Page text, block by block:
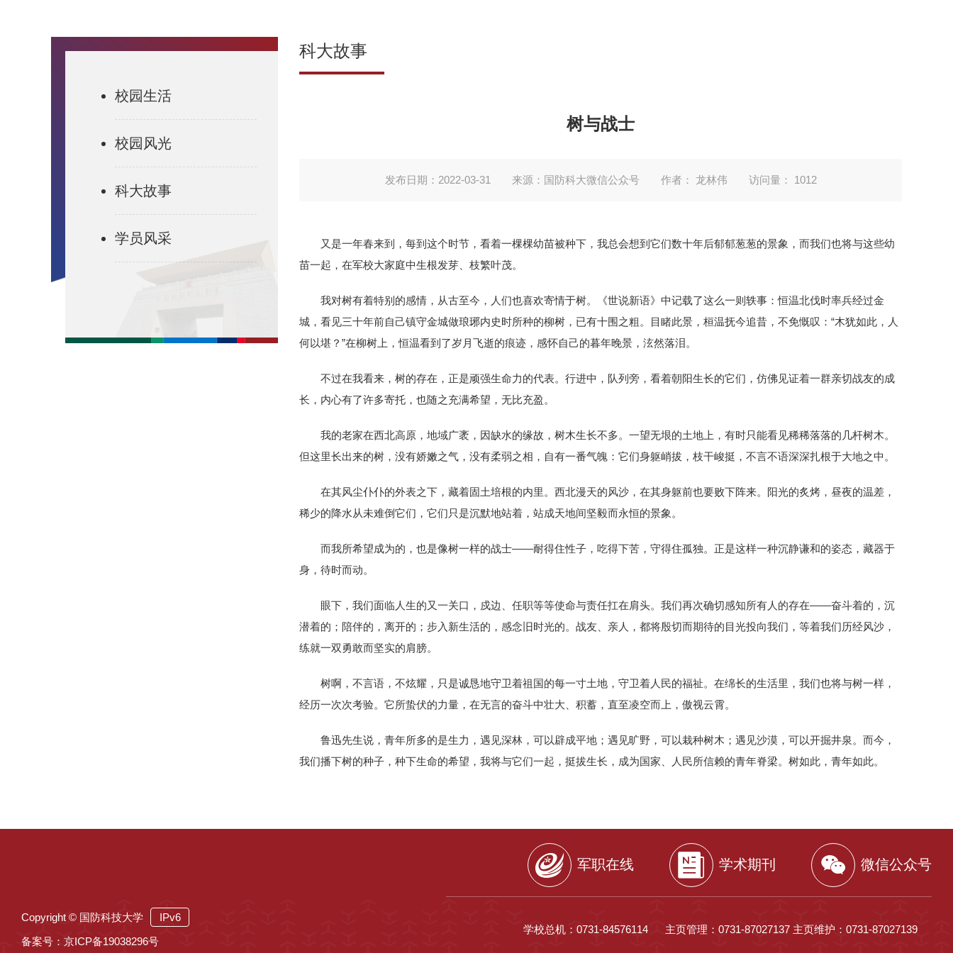
校园生活
校园风光
科大故事
学员风采
科大故事
树与战士
发布日期：2022-03-31 来源：国防科大微信公众号 作者： 龙林伟 访问量： 1012
又是一年春来到，每到这个时节，看着一棵棵幼苗被种下，我总会想到它们数十年后郁郁葱葱的景象，而我们也将与这些幼
苗一起，在军校大家庭中生根发芽、枝繁叶茂。
我对树有着特别的感情，从古至今，人们也喜欢寄情于树。《世说新语》中记载了这么一则轶事：恒温北伐时率兵经过金
城，看见三十年前自己镇守金城做琅琊内史时所种的柳树，已有十围之粗。目睹此景，桓温抚今追昔，不免慨叹：“木犹如此，人
何以堪？”在柳树上，恒温看到了岁月飞逝的痕迹，感怀自己的暮年晚景，泫然落泪。
不过在我看来，树的存在，正是顽强生命力的代表。行进中，队列旁，看着朝阳生长的它们，仿佛见证着一群亲切战友的成
长，内心有了许多寄托，也随之充满希望，无比充盈。
我的老家在西北高原，地域广袤，因缺水的缘故，树木生长不多。一望无垠的土地上，有时只能看见稀稀落落的几杆树木。
但这里长出来的树，没有娇嫩之气，没有柔弱之相，自有一番气魄：它们身躯峭拔，枝干峻挺，不言不语深深扎根于大地之中。
在其风尘仆仆的外表之下，藏着固土培根的内里。西北漫天的风沙，在其身躯前也要败下阵来。阳光的炙烤，昼夜的温差，
稀少的降水从未难倒它们，它们只是沉默地站着，站成天地间坚毅而永恒的景象。
而我所希望成为的，也是像树一样的战士——耐得住性子，吃得下苦，守得住孤独。正是这样一种沉静谦和的姿态，藏器于
身，待时而动。
眼下，我们面临人生的又一关口，戍边、任职等等使命与责任扛在肩头。我们再次确切感知所有人的存在——奋斗着的，沉
潜着的；陪伴的，离开的；步入新生活的，感念旧时光的。战友、亲人，都将殷切而期待的目光投向我们，等着我们历经风沙，
练就一双勇敢而坚实的肩膀。
树啊，不言语，不炫耀，只是诚恳地守卫着祖国的每一寸土地，守卫着人民的福祉。在绵长的生活里，我们也将与树一样，
经历一次次考验。它所蛰伏的力量，在无言的奋斗中壮大、积蓄，直至凌空而上，傲视云霄。
鲁迅先生说，青年所多的是生力，遇见深林，可以辟成平地；遇见旷野，可以栽种树木；遇见沙漠，可以开掘井泉。而今，
我们播下树的种子，种下生命的希望，我将与它们一起，挺拔生长，成为国家、人民所信赖的青年脊梁。树如此，青年如此。
军职在线 学术期刊 微信公众号
Copyright © 国防科技大学
IPv6
备案号：京ICP备19038296号
学校总机：0731-84576114 主页管理：0731-87027137 主页维护：0731-87027139